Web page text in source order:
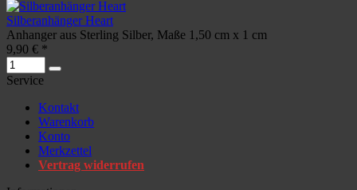
Silberanhänger Heart
Anhanger aus Sterling Silber, Maße 1,50 cm x 1 cm
9,90 € *
Service
Kontakt
Warenkorb
Konto
Merkzettel
Vertrag widerrufen